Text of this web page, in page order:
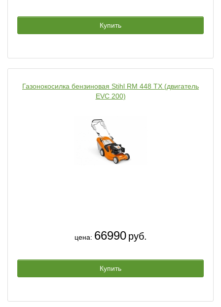
Купить
Газонокосилка бензиновая Stihl RM 448 TX (двигатель
EVC 200)
цена: 66990 руб.
Купить